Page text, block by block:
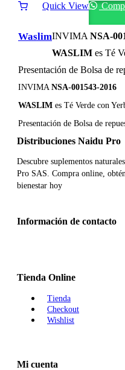
Quick View
WaslimINVIMA NSA-
WASLIM es Té
Presentación de Bolsa de
INVIMA NSA-001543-2016
WASLIM es Té Verde con
Presentación de Bolsa de
Distribuciones Naidu Pro
Descubre suplementos
Pro SAS. Compra online,
bienestar hoy
Información de contacto
Tienda Online
Tienda
Checkout
Wishlist
Mi cuenta